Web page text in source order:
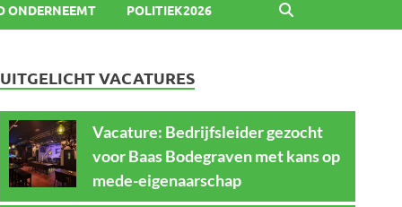
ONDERNEEMT POLITIEK2026
UITGELICHT VACATURES
Vacature: Bedrijfsleider gezocht
voor Baas Bodegraven met kans op
mede-eigenaarschap